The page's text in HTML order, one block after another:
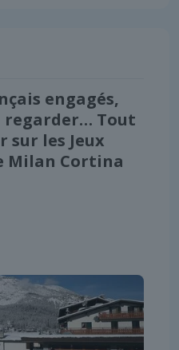
engagés,
regarder… Tout
sur les Jeux
Milan Cortina